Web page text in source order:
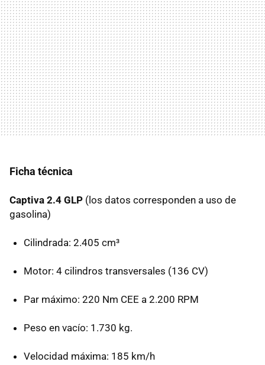
Ficha técnica
Captiva 2.4 GLP (los datos corresponden a uso de
gasolina)
Cilindrada: 2.405 cm³
Motor: 4 cilindros transversales (136 CV)
Par máximo: 220 Nm CEE a 2.200 RPM
Peso en vacío: 1.730 kg.
Velocidad máxima: 185 km/h